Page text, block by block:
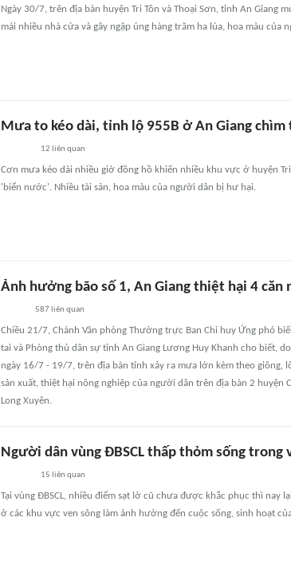
Ngày 30/7, trên địa bàn huyện Tri Tôn và Thoại Sơn, tỉnh An Giang
mái nhiều nhà cửa và gây ngập úng hàng trăm ha lúa, hoa màu của
Mưa to kéo dài, tỉnh lộ 955B ở An Giang
12 liên quan
Cơn mưa kéo dài nhiều giờ đồng hồ khiến nhiều khu vực ở huyện
'biển nước'. Nhiều tài sản, hoa màu của người dân bị hư hại.
Ảnh hưởng bão số 1, An Giang thiệt hại 4 căn
587liên quan
Chiều 21/7, Chánh Văn phòng Thường trực Ban Chỉ huy Ứng phó
tai và Phòng thủ dân sự tỉnh An Giang Lương Huy Khanh cho biết,
ngày 16/7 - 19/7, trên địa bàn tỉnh xảy ra mưa lớn kèm theo giông,
sản xuất, thiệt hại nông nghiệp của người dân trên địa bàn 2 huyện
Long Xuyên.
Người dân vùng ĐBSCL thấp thỏm sống trong
15 liên quan
Tại vùng ĐBSCL, nhiều điểm sạt lở cũ chưa được khắc phục thì nay
ở các khu vực ven sông làm ảnh hưởng đến cuộc sống, sinh hoạt